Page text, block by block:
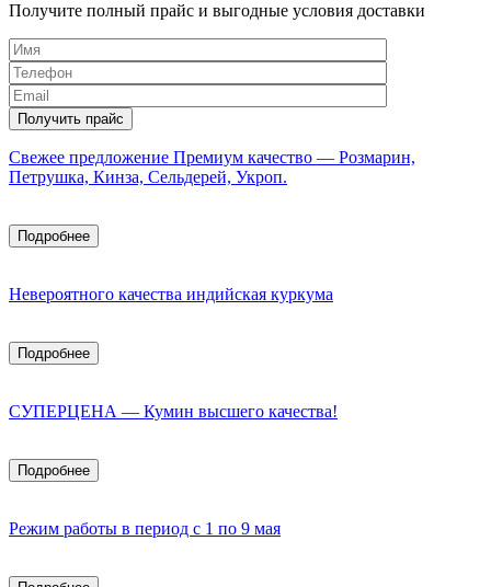
Получите полный прайс и выгодные условия доставки
Свежее предложение Премиум качество — Розмарин,
Петрушка, Кинза, Сельдерей, Укроп.
Подробнее
Невероятного качества индийская куркума
Подробнее
СУПЕРЦЕНА — Кумин высшего качества!
Подробнее
Режим работы в период с 1 по 9 мая